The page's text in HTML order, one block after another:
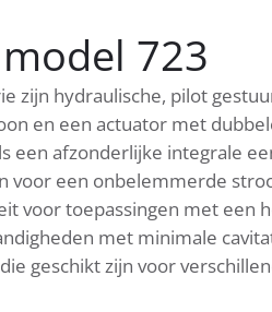
723
zijn hydraulische, pilot
en een actuator met
een afzonderlijke integrale
voor een onbelemmerde
voor toepassingen met een
met minimale
geschikt zijn voor